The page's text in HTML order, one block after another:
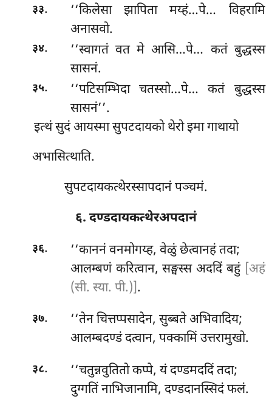
३३.
‘‘किलेसा झापिता मय्हं…पे… विहरामि
अनासवो.
३४.
‘‘स्वागतं वत मे आसि…पे… कतं बुद्धस्स
सासनं.
३५.
‘‘पटिसम्भिदा चतस्सो…पे… कतं बुद्धस्स
सासनं’’.
इत्थं सुदं आयस्मा सुपटदायको थेरो इमा गाथायो
अभासित्थाति.
सुपटदायकत्थेरस्सापदानं पञ्चमं.
६. दण्डदायकत्थेरअपदानं
३६.
‘‘काननं वनमोगय्ह, वेळुं छेत्वानहं तदा;
आलम्बणं करित्वान, सङ्घस्स अददिं बहुं [अहं
(सी. स्या. पी.)].
३७. ‘‘तेनचित्तप्पसादेन, सुब्बते अभिवादिय;
आलम्बदण्डं दत्वान, पक्कामिं उत्तरामुखो.
३८. ‘‘चतुन्नवुतितोकप्पे, यं दण्डमददिं तदा;
दुग्गतिं नाभिजानामि, दण्डदानस्सिदं फलं.